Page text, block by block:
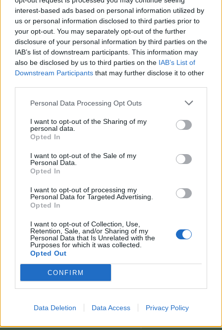
interest-based ads based on personal information utilized by
us or personal information disclosed to third parties prior to
your opt-out. You may separately opt-out of the further
disclosure of your personal information by third parties on the
IAB’s list of downstream participants. This information may
also be disclosed by us to third parties on the IAB’s List of
Downstream Participants that may further disclose it to other
Personal Data Processing Opt Outs
I want to opt-out of the Sharing of my
personal data.
Opted In
I want to opt-out of the Sale of my
Personal Data.
Opted In
I want to opt-out of processing my
Personal Data for Targeted Advertising.
Opted In
I want to opt-out of Collection, Use,
Retention, Sale, and/or Sharing of my
Personal Data that Is Unrelated with the
Purposes for which it was collected.
Opted Out
CONFIRM
Data Deletion Data Access Privacy Policy
Εθελοντισμός